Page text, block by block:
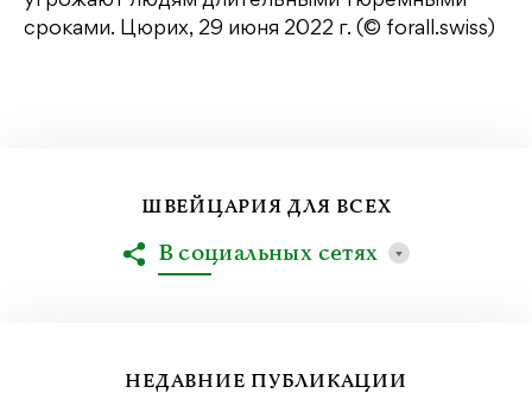
сроками. Цюрих, 29 июня 2022 г. (© forall.swiss)
НЕДАВНИЕ ПУБЛИКАЦИИ
ШВЕЙЦАРИЯ ДЛЯ ВСЕХ
В социальных сетях